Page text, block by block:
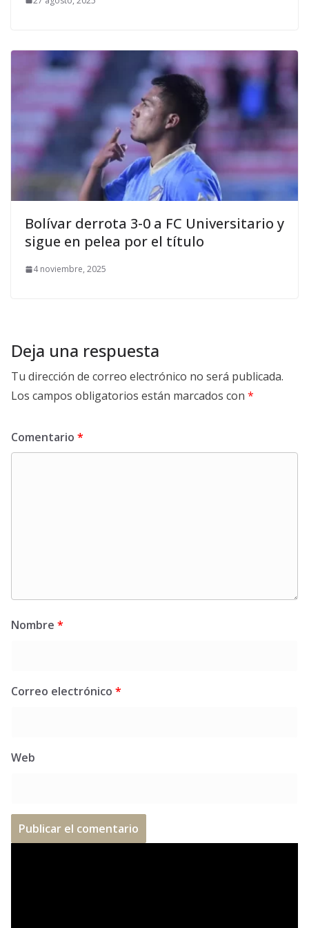
Bolívar derrota 3-0 a FC Universitario y
sigue en pelea por el título
4 noviembre, 2025
Deja una respuesta
Tu dirección de correo electrónico no será publicada.
Los campos obligatorios están marcados con *
Comentario *
Nombre *
Correo electrónico *
Web